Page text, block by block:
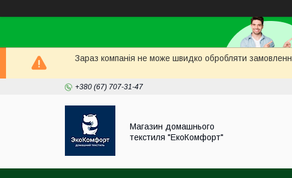
Зараз компанія не може швидко обробляти
+380 (67) 707-31-47
Магазин домашнього
текстиля "ЕкоКомфорт"